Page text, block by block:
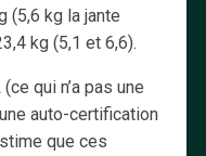
(5,6 kg la jante
kg (5,1 et 6,6).
qui n’a pas une
auto-certification
que ces